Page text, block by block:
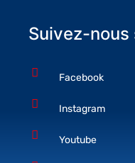
Suivez-nous
Facebook
Instagram
Youtube